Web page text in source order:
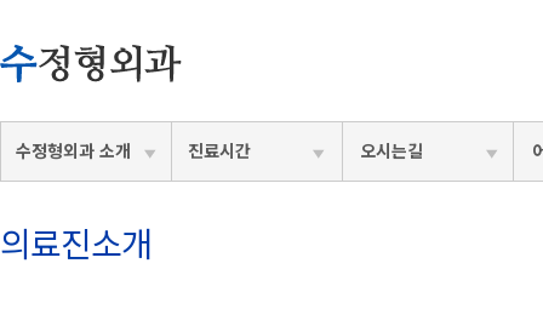
수정형외과 소개 진료시간 오시는길
의료진소개